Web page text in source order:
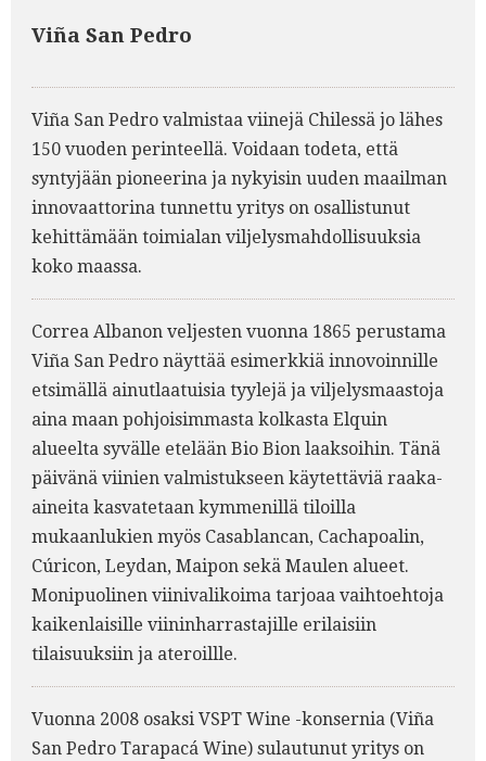
Viña San Pedro
Viña San Pedro valmistaa viinejä Chilessä jo lähes
150 vuoden perinteellä. Voidaan todeta, että
syntyjään pioneerina ja nykyisin uuden maailman
innovaattorina tunnettu yritys on osallistunut
kehittämään toimialan viljelysmahdollisuuksia
koko maassa.
Correa Albanon veljesten vuonna 1865 perustama
Viña San Pedro näyttää esimerkkiä innovoinnille
etsimällä ainutlaatuisia tyylejä ja viljelysmaastoja
aina maan pohjoisimmasta kolkasta Elquin
alueelta syvälle etelään Bio Bion laaksoihin. Tänä
päivänä viinien valmistukseen käytettäviä raaka-
aineita kasvatetaan kymmenillä tiloilla
mukaanlukien myös Casablancan, Cachapoalin,
Cúricon, Leydan, Maipon sekä Maulen alueet.
Monipuolinen viinivalikoima tarjoaa vaihtoehtoja
kaikenlaisille viininharrastajille erilaisiin
tilaisuuksiin ja ateroillle.
Vuonna 2008 osaksi VSPT Wine -konsernia (Viña
San Pedro Tarapacá Wine) sulautunut yritys on